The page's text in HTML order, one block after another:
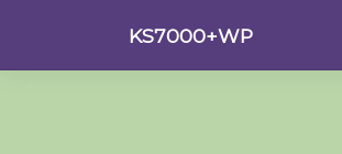
contenido
KS7000+WP